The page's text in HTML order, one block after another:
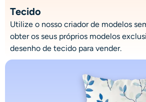
Tecido
Utilize o nosso criador de modelos
obter os seus próprios modelos
desenho de tecido para vender.